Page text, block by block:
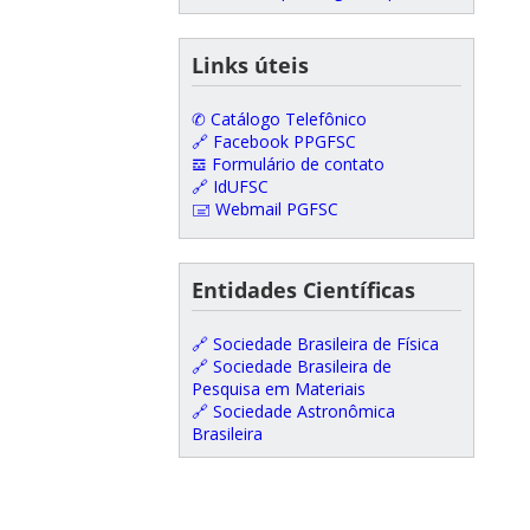
Links úteis
✆ Catálogo Telefônico
🔗 Facebook PPGFSC
𝌕 Formulário de contato
🔗 IdUFSC
🖃 Webmail PGFSC
Entidades Científicas
🔗 Sociedade Brasileira de Física
🔗 Sociedade Brasileira de
Pesquisa em Materiais
🔗 Sociedade Astronômica
Brasileira